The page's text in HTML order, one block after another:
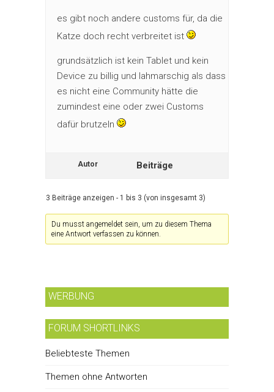
es gibt noch andere customs für, da die
Katze doch recht verbreitet ist
grundsätzlich ist kein Tablet und kein
Device zu billig und lahmarschig als dass
es nicht eine Community hätte die
zumindest eine oder zwei Customs
dafür brutzeln
Autor Beiträge
3 Beiträge anzeigen - 1 bis 3 (von insgesamt 3)
Du musst angemeldet sein, um zu diesem Thema
eine Antwort verfassen zu können.
WERBUNG
FORUM SHORTLINKS
Beliebteste Themen
Themen ohne Antworten